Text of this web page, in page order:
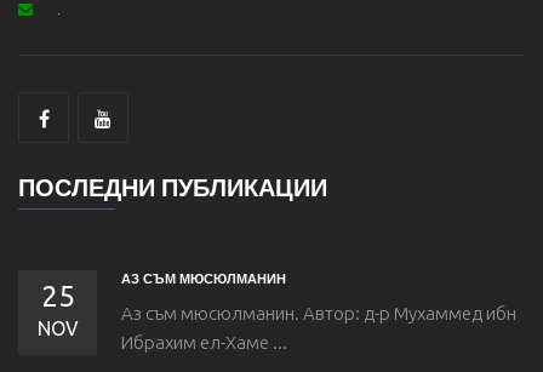
ПОСЛЕДНИ ПУБЛИКАЦИИ
25
NOV
АЗ СЪМ МЮСЮЛМАНИН
Аз съм мюсюлманин. Автор: д-р Мухаммед ибн
Ибрахим eл-Хаме ...